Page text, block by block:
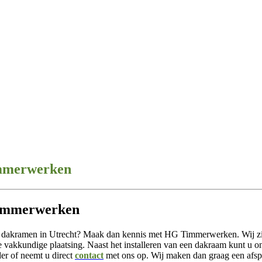
in Utrecht? Maak dan kennis met HG Timmerwerken. Wij
plaatsing. Naast het installeren van een dakraam kunt u
of neemt u direct contact met ons op. Wij maken dan graag een